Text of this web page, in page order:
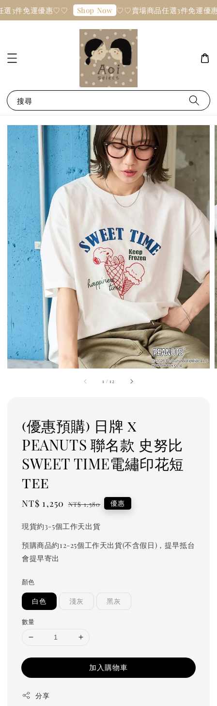
3件免運優惠♡♡ Shop Now ♡♡賣場商品任選3件免運優
搜尋
1 /12
(優惠預購) 日牌 x
PEANUTS 聯名款 史努比
SWEET TIME電繡印花短
tee
Sale
NT$ 1,250 Regular
NT$ 1,580 優惠
現貨約3-5個工作天出貨
預購商品約12-25個工作天出貨(不含假日)，提早抵台
會提早寄出
顏色
白色 淺灰 黑灰
數量
加入購物車
分享